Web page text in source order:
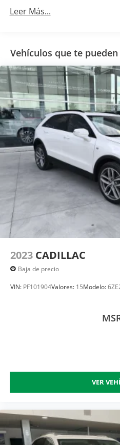
Leer Más...
Vehículos que te
2023 CADILLAC
Baja de precio
VIN: PF101904Valores: 15Modelo:
VER